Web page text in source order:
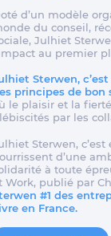
d’un modèle
du conseil,
Julhiet
au premier
Sterwen,
principes de bon
le plaisir et la
par les
Sterwen,
d’une
à toute
Work, publié par
#1 des
en France.